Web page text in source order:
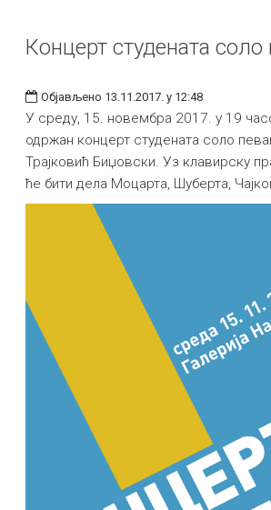
Концерт студената
Објављено 13.11.2017. у 12:48
У среду, 15. новембра 2017. у 19
одржан концерт студената соло
Трајковић Биџовски. Уз клавирску
ће бити дела Моцарта, Шуберта,